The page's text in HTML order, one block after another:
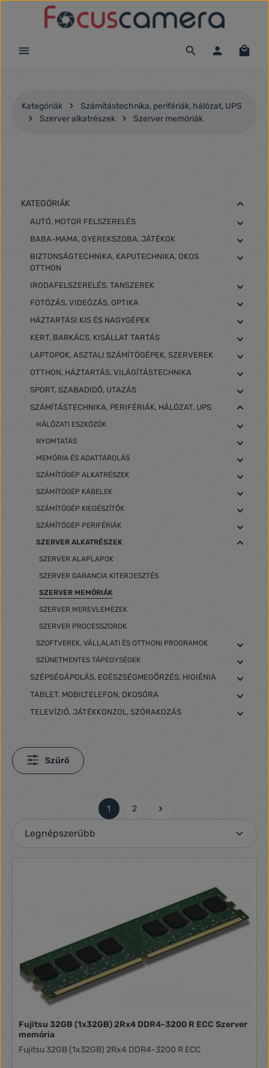
Ugrás a fő tartalomra
Kategóriák
Számítástechnika, perifériák, hálózat, UPS
Szerver alkatrészek
Szerver memóriák
KATEGÓRIÁK
AUTÓ, MOTOR FELSZERELÉS
BABA-MAMA, GYEREKSZOBA, JÁTÉKOK
BIZTONSÁGTECHNIKA, KAPUTECHNIKA, OKOS
OTTHON
IRODAFELSZERELÉS, TANSZEREK
FOTÓZÁS, VIDEÓZÁS, OPTIKA
HÁZTARTÁSI KIS ÉS NAGYGÉPEK
KERT, BARKÁCS, KISÁLLAT TARTÁS
LAPTOPOK, ASZTALI SZÁMÍTÓGÉPEK, SZERVEREK
OTTHON, HÁZTARTÁS, VILÁGÍTÁSTECHNIKA
SPORT, SZABADIDŐ, UTAZÁS
SZÁMÍTÁSTECHNIKA, PERIFÉRIÁK, HÁLÓZAT, UPS
HÁLÓZATI ESZKÖZÖK
NYOMTATÁS
MEMÓRIA ÉS ADATTÁROLÁS
SZÁMÍTÓGÉP ALKATRÉSZEK
SZÁMÍTÓGÉP KÁBELEK
SZÁMÍTÓGÉP KIEGÉSZÍTŐK
SZÁMÍTÓGÉP PERIFÉRIÁK
SZERVER ALKATRÉSZEK
SZERVER ALAPLAPOK
SZERVER GARANCIA KITERJESZTÉS
SZERVER MEMÓRIÁK
SZERVER MEREVLEMEZEK
SZERVER PROCESSZOROK
SZOFTVEREK, VÁLLALATI ÉS OTTHONI PROGRAMOK
SZÜNETMENTES TÁPEGYSÉGEK
SZÉPSÉGÁPOLÁS, EGÉSZSÉGMEGŐRZÉS, HIGIÉNIA
TABLET, MOBILTELEFON, OKOSÓRA
TELEVÍZIÓ, JÁTÉKKONZOL, SZÓRAKOZÁS
Szűrő
Oldal
1
Oldal
2
Fujitsu 32GB (1x32GB) 2Rx4 DDR4-3200 R ECC Szerver
memória
Fujitsu 32GB (1x32GB) 2Rx4 DDR4-3200 R ECC